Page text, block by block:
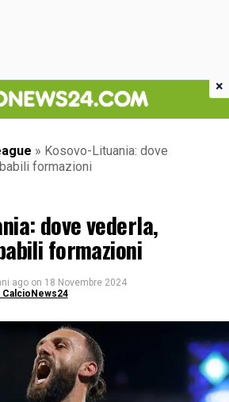
» Kosovo-Lituania: dove
formazioni
dove vederla,
formazioni
ago on 18 Novembre 2024
CalcioNews24
×